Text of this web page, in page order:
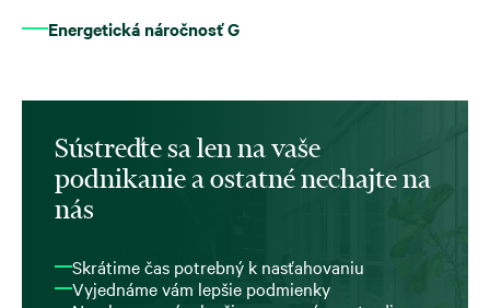
Energetická náročnosť G
Sústreďte sa len na vaše
podnikanie a ostatné nechajte na
nás
Skrátime čas potrebný k nasťahovaniu
Vyjednáme vám lepšie podmienky